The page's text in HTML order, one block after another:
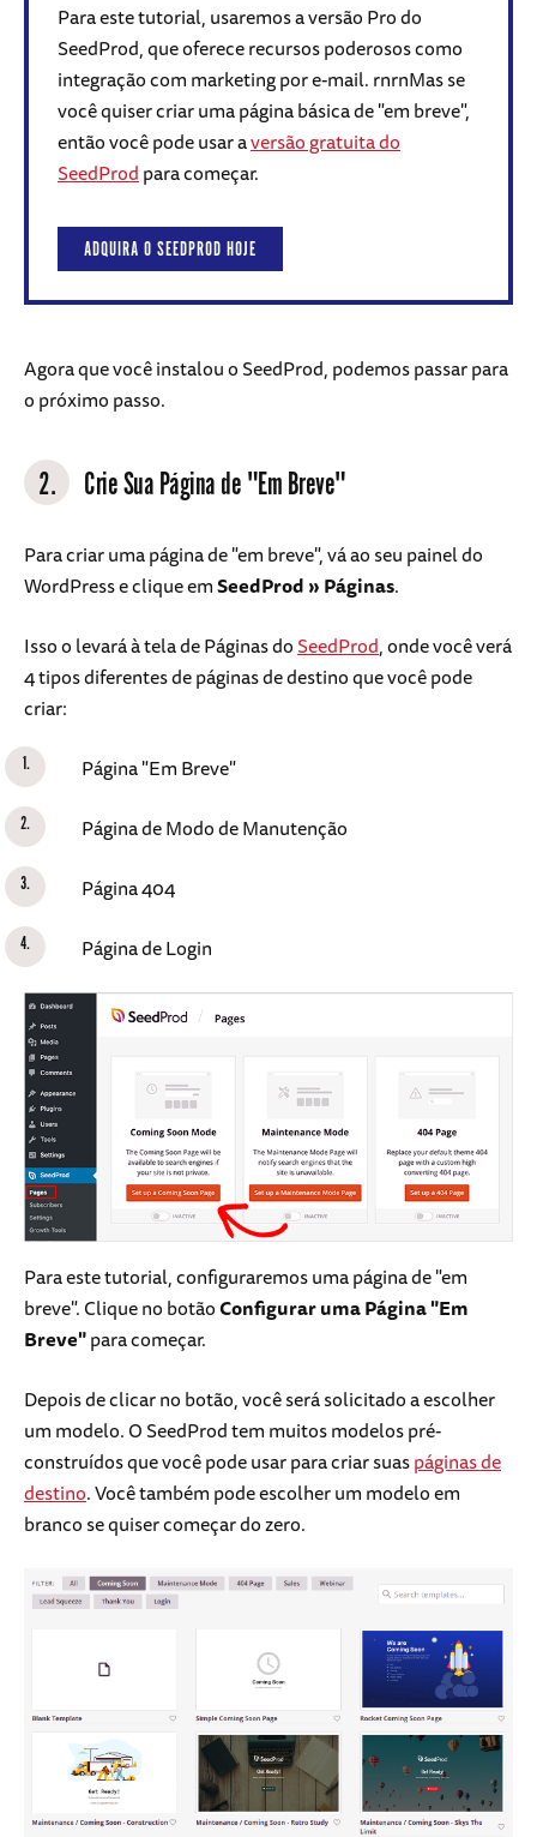
Para este tutorial, usaremos a versão Pro do
SeedProd, que oferece recursos poderosos como
integração com marketing por e-mail. rnrnMas se
você quiser criar uma página básica de "em breve",
então você pode usar aversão gratuita do
SeedProdpara começar.
ADQUIRA O SEEDPROD HOJE
Agora que você instalou o SeedProd, podemos passar para
o próximo passo.
2. Crie Sua Página de "Em Breve"
Para criar uma página de "em breve", vá ao seu painel do
WordPress e clique emSeedProd » Páginas.
Isso o levará à tela de Páginas doSeedProd, onde você verá
4 tipos diferentes de páginas de destino que você pode
criar:
Página "Em Breve"
Página de Modo de Manutenção
Página 404
Página de Login
Para este tutorial, configuraremos uma página de "em
breve". Clique no botãoConfigurar uma Página "Em
Breve"para começar.
Depois de clicar no botão, você será solicitado a escolher
um modelo. O SeedProd tem muitos modelos pré-
construídos que você pode usar para criar suaspáginas de
destino. Você também pode escolher um modelo em
branco se quiser começar do zero.